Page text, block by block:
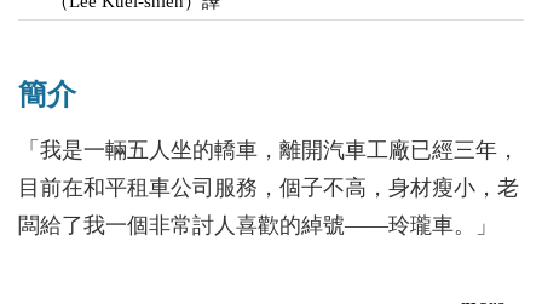
簡介
「我是一輛五人坐的轎車，離開汽車工廠已經三年，
目前在和平租車公司服務，個子不高，身材瘦小，老
闆給了我一個非常討人喜歡的綽號——玲瓏車。」